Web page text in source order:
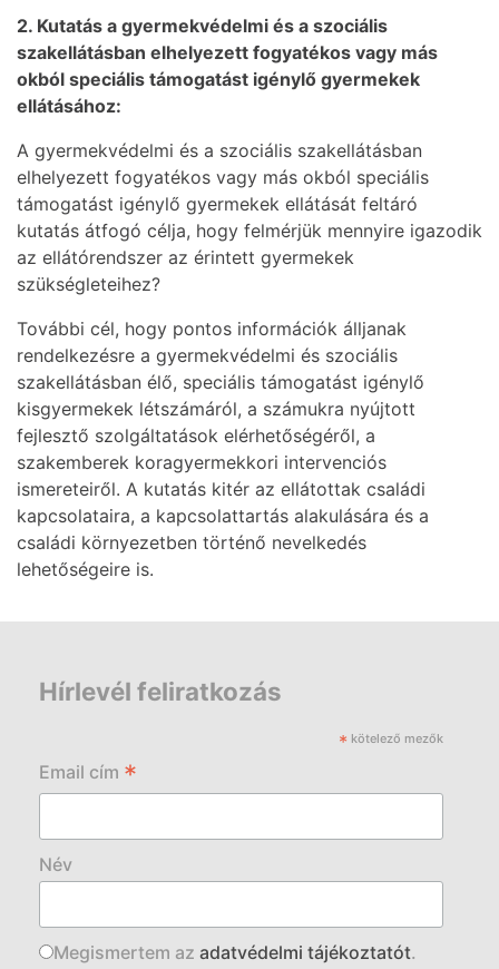
2. Kutatás a gyermekvédelmi és a szociális
szakellátásban elhelyezett fogyatékos vagy más
okból speciális támogatást igénylő gyermekek
ellátásához:
A gyermekvédelmi és a szociális szakellátásban
elhelyezett fogyatékos vagy más okból speciális
támogatást igénylő gyermekek ellátását feltáró
kutatás átfogó célja, hogy felmérjük mennyire igazodik
az ellátórendszer az érintett gyermekek
szükségleteihez?
További cél, hogy pontos információk álljanak
rendelkezésre a gyermekvédelmi és szociális
szakellátásban élő, speciális támogatást igénylő
kisgyermekek létszámáról, a számukra nyújtott
fejlesztő szolgáltatások elérhetőségéről, a
szakemberek koragyermekkori intervenciós
ismereteiről. A kutatás kitér az ellátottak családi
kapcsolataira, a kapcsolattartás alakulására és a
családi környezetben történő nevelkedés
lehetőségeire is.
Hírlevél feliratkozás
* kötelező mezők
Email cím *
Név
Megismertem az adatvédelmi tájékoztatót.